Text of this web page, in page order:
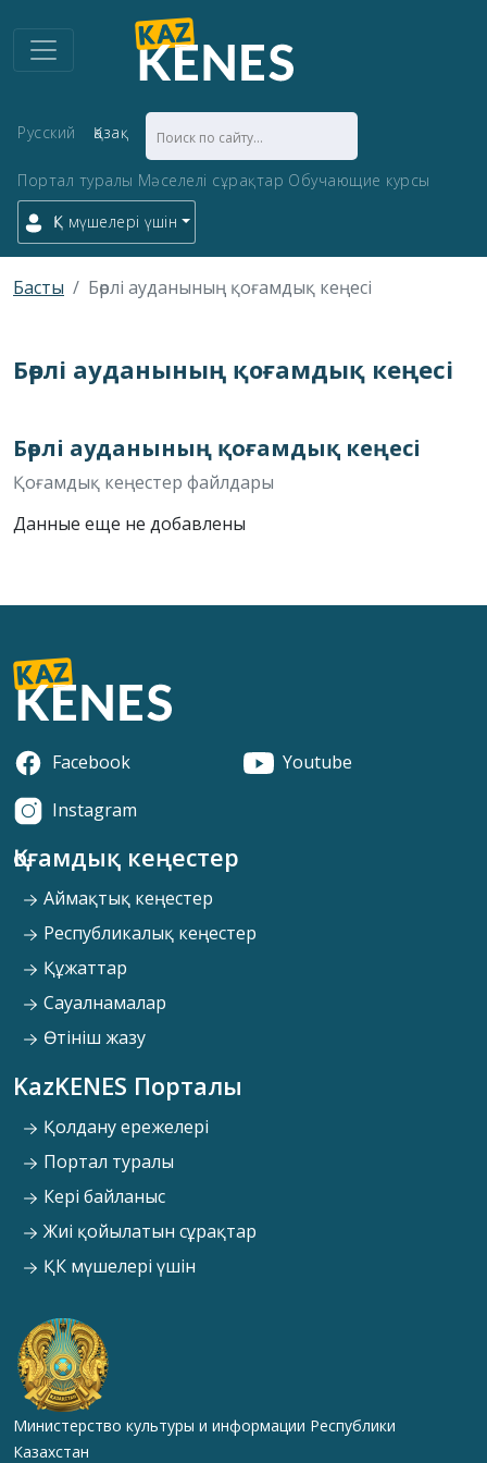
Русский Қазақ
Портал туралы Мәселелі сұрақтар Обучающие курсы
ҚК мүшелері үшін
Басты Бөрлі ауданының қоғамдық кеңесі
Бөрлі ауданының қоғамдық кеңесі
Бөрлі ауданының қоғамдық кеңесі
Қоғамдық кеңестер файлдары
Данные еще не добавлены
Facebook
Youtube
Instagram
Қоғамдық кеңестер
Аймақтық кеңестер
Республикалық кеңестер
Құжаттар
Сауалнамалар
Өтініш жазу
KazKENES Порталы
Қолдану ережелері
Портал туралы
Кері байланыс
Жиі қойылатын сұрақтар
ҚК мүшелері үшін
Министерство культуры и информации Республики
Казахстан